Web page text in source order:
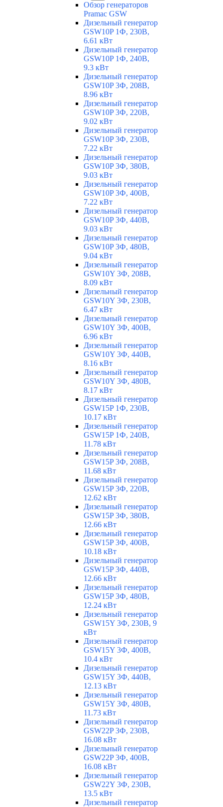
Обзор генераторов
Pramac GSW
Дизельный генератор
GSW10P 1Ф, 230В,
6.61 кВт
Дизельный генератор
GSW10P 1Ф, 240В,
9.3 кВт
Дизельный генератор
GSW10P 3Ф, 208В,
8.96 кВт
Дизельный генератор
GSW10P 3Ф, 220В,
9.02 кВт
Дизельный генератор
GSW10P 3Ф, 230В,
7.22 кВт
Дизельный генератор
GSW10P 3Ф, 380В,
9.03 кВт
Дизельный генератор
GSW10P 3Ф, 400В,
7.22 кВт
Дизельный генератор
GSW10P 3Ф, 440В,
9.03 кВт
Дизельный генератор
GSW10P 3Ф, 480В,
9.04 кВт
Дизельный генератор
GSW10Y 3Ф, 208В,
8.09 кВт
Дизельный генератор
GSW10Y 3Ф, 230В,
6.47 кВт
Дизельный генератор
GSW10Y 3Ф, 400В,
6.96 кВт
Дизельный генератор
GSW10Y 3Ф, 440В,
8.16 кВт
Дизельный генератор
GSW10Y 3Ф, 480В,
8.17 кВт
Дизельный генератор
GSW15P 1Ф, 230В,
10.17 кВт
Дизельный генератор
GSW15P 1Ф, 240В,
11.78 кВт
Дизельный генератор
GSW15P 3Ф, 208В,
11.68 кВт
Дизельный генератор
GSW15P 3Ф, 220В,
12.62 кВт
Дизельный генератор
GSW15P 3Ф, 380В,
12.66 кВт
Дизельный генератор
GSW15P 3Ф, 400В,
10.18 кВт
Дизельный генератор
GSW15P 3Ф, 440В,
12.66 кВт
Дизельный генератор
GSW15P 3Ф, 480В,
12.24 кВт
Дизельный генератор
GSW15Y 3Ф, 230В, 9
кВт
Дизельный генератор
GSW15Y 3Ф, 400В,
10.4 кВт
Дизельный генератор
GSW15Y 3Ф, 440В,
12.13 кВт
Дизельный генератор
GSW15Y 3Ф, 480В,
11.73 кВт
Дизельный генератор
GSW22P 3Ф, 230В,
16.08 кВт
Дизельный генератор
GSW22P 3Ф, 400В,
16.08 кВт
Дизельный генератор
GSW22Y 3Ф, 230В,
13.5 кВт
Дизельный генератор